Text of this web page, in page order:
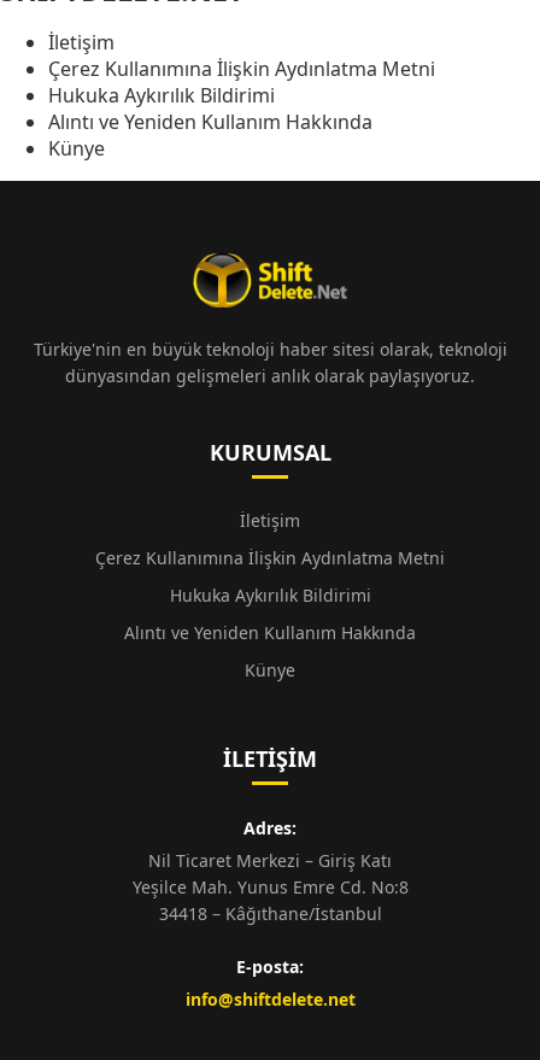
İletişim
Çerez Kullanımına İlişkin Aydınlatma Metni
Hukuka Aykırılık Bildirimi
Alıntı ve Yeniden Kullanım Hakkında
Künye
Türkiye'nin en büyük teknoloji haber sitesi olarak, teknoloji
dünyasından gelişmeleri anlık olarak paylaşıyoruz.
KURUMSAL
İletişim
Çerez Kullanımına İlişkin Aydınlatma Metni
Hukuka Aykırılık Bildirimi
Alıntı ve Yeniden Kullanım Hakkında
Künye
İLETIŞIM
Adres:
Nil Ticaret Merkezi – Giriş Katı
Yeşilce Mah. Yunus Emre Cd. No:8
34418 – Kâğıthane/İstanbul
E-posta:
info@shiftdelete.net